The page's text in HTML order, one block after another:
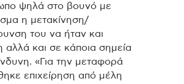
ψηλά στο βουνό με
η μετακίνηση/
του να ήταν και
αλλά και σε κάποια σημεία
«Για την μεταφορά
επιχείρηση από μέλη